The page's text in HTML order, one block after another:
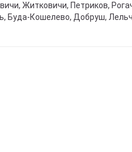
Житковичи, Петриков,
Буда-Кошелево, Добруш,